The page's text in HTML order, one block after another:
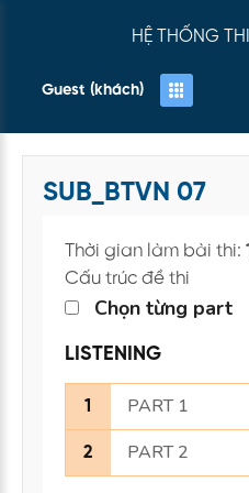
HỆ THỐNG
Guest (khách)
SUB_BTVN 07
Thời gian làm bài thi:
Cấu trúc đề thi
Chọn từng part
LISTENING
1 PART 1
2 PART 2